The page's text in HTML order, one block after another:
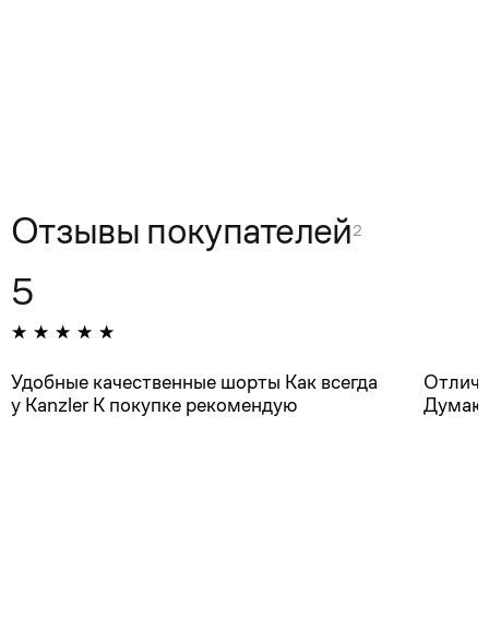
Отзывы покупателей2
5
Удобные качественные шорты Как всегда
у Kanzler К покупке рекомендую
Думаю